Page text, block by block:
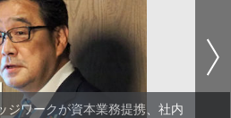
ジワークが資本業務提携、社内